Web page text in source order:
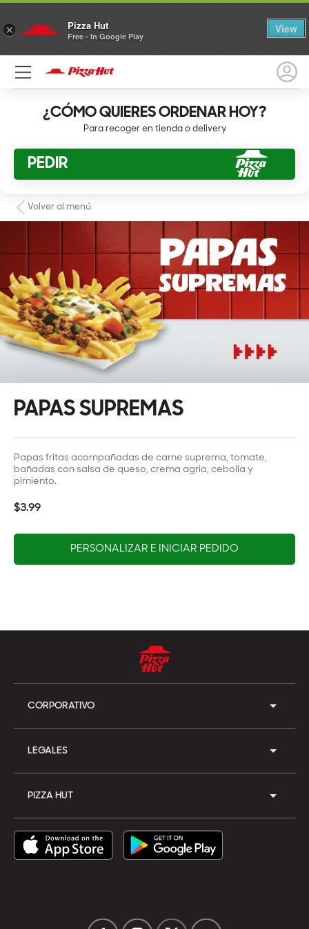
× Pizza Hut
Free - In Google Play
View
¿CÓMO QUIERES ORDENAR HOY?
Para recoger en tienda o delivery
PEDIR
Volver al menú
PAPAS SUPREMAS
Papas fritas acompañadas de carne suprema, tomate,
bañadas con salsa de queso, crema agria, cebolla y
pimiento.
$3.99
PERSONALIZAR E INICIAR PEDIDO
CORPORATIVO
LEGALES
PIZZA HUT